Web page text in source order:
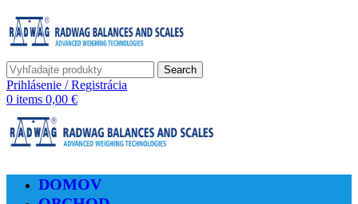
Search
Prihlásenie / Registrácia
0 items 0,00 €
DOMOV